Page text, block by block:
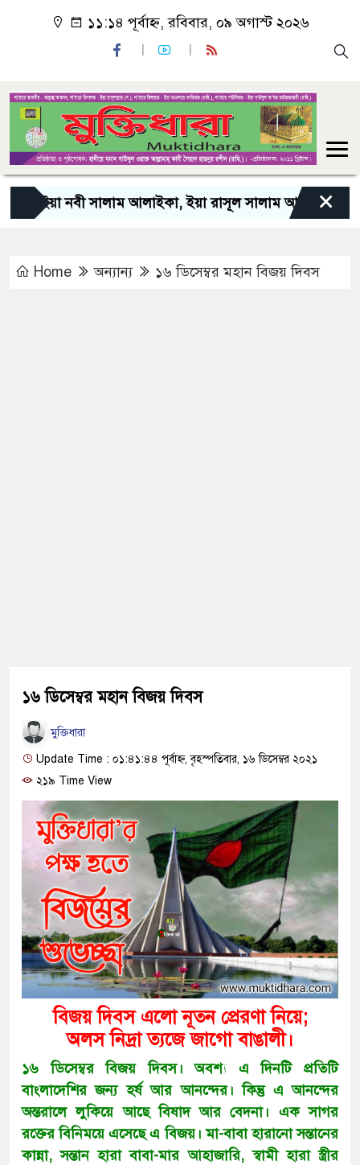
১১:১৪ পূর্বাহ্ন, রবিবার, ০৯ অগাস্ট ২০২৬
“ইয়া নবী সালাম আলাইকা, ইয়া রাসূল সালাম আলাইকা, ইয়া
×
Home অন্যান্য ১৬ ডিসেম্বর মহান বিজয় দিবস
১৬ ডিসেম্বর মহান বিজয় দিবস
মুক্তিধারা
Update Time : ০১:৪১:৪৪ পূর্বাহ্ন, বৃহস্পতিবার, ১৬ ডিসেম্বর ২০২১
২১৯ Time View
বিজয় দিবস এলো নূতন প্রেরণা নিয়ে;
অলস নিদ্রা ত্যজে জাগো বাঙালী।
১৬ ডিসেম্বর বিজয় দিবস। অবশ্য এ দিনটি প্রতিটি
বাংলাদেশির জন্য হর্ষ আর আনন্দের। কিন্তু এ আনন্দের
অন্তরালে লুকিয়ে আছে বিষাদ আর বেদনা। এক সাগর
রক্তের বিনিময়ে এসেছে এ বিজয়। মা-বাবা হারানো সন্তানের
কান্না, সন্তান হারা বাবা-মার আহাজারি, স্বামী হারা স্ত্রীর